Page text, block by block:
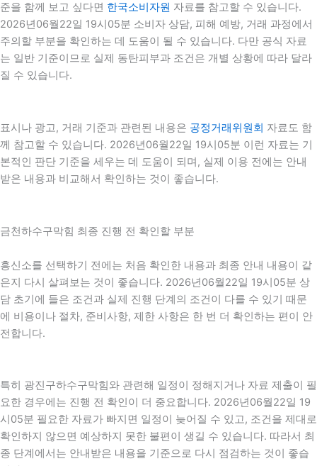
준을 함께 보고 싶다면 한국소비자원 자료를 참고할 수 있습니다.
2026년06월22일 19시05분 소비자 상담, 피해 예방, 거래 과정에서
주의할 부분을 확인하는 데 도움이 될 수 있습니다. 다만 공식 자료
는 일반 기준이므로 실제 동탄피부과 조건은 개별 상황에 따라 달라
질 수 있습니다.
표시나 광고, 거래 기준과 관련된 내용은 공정거래위원회 자료도 함
께 참고할 수 있습니다. 2026년06월22일 19시05분 이런 자료는 기
본적인 판단 기준을 세우는 데 도움이 되며, 실제 이용 전에는 안내
받은 내용과 비교해서 확인하는 것이 좋습니다.
금천하수구막힘 최종 진행 전 확인할 부분
흥신소를 선택하기 전에는 처음 확인한 내용과 최종 안내 내용이 같
은지 다시 살펴보는 것이 좋습니다. 2026년06월22일 19시05분 상
담 초기에 들은 조건과 실제 진행 단계의 조건이 다를 수 있기 때문
에 비용이나 절차, 준비사항, 제한 사항은 한 번 더 확인하는 편이 안
전합니다.
특히 광진구하수구막힘와 관련해 일정이 정해지거나 자료 제출이 필
요한 경우에는 진행 전 확인이 더 중요합니다. 2026년06월22일 19
시05분 필요한 자료가 빠지면 일정이 늦어질 수 있고, 조건을 제대로
확인하지 않으면 예상하지 못한 불편이 생길 수 있습니다. 따라서 최
종 단계에서는 안내받은 내용을 기준으로 다시 점검하는 것이 좋습